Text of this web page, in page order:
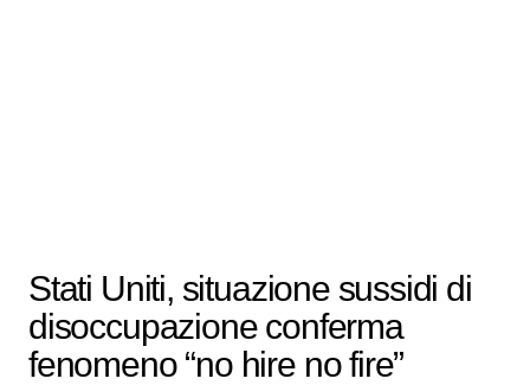
Stati Uniti, situazione sussidi di
disoccupazione conferma
fenomeno “no hire no fire”